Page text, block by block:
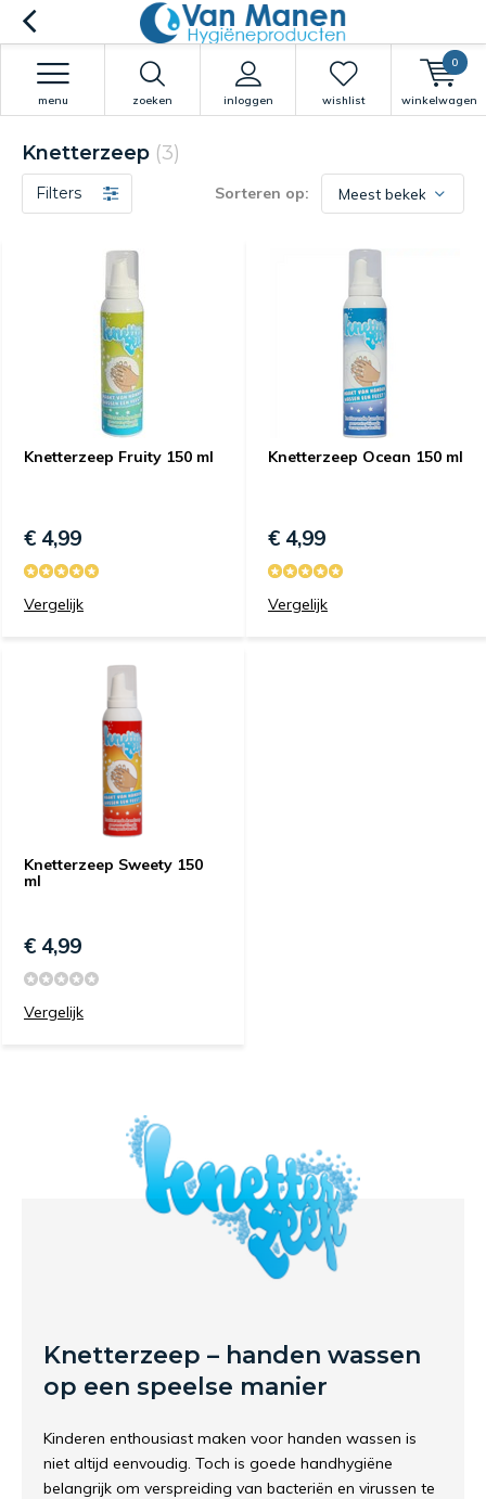
zoeken inloggen
menu wishlist winkelwagen
0
Knetterzeep (3)
Filters Sorteren op:
Knetterzeep Fruity 150 ml
€ 4,99
Vergelijk
Knetterzeep Ocean 150 ml
€ 4,99
Vergelijk
Knetterzeep Sweety 150
ml
€ 4,99
Vergelijk
Knetterzeep – handen wassen
op een speelse manier
Kinderen enthousiast maken voor handen wassen is
niet altijd eenvoudig. Toch is goede handhygiëne
belangrijk om verspreiding van bacteriën en virussen te